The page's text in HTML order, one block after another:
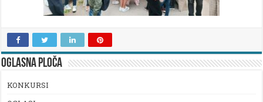
OGLASNA PLOČA
KONKURSI